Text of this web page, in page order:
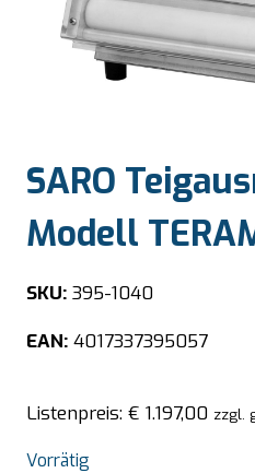
SARO
Modell
SKU: 395-1040
EAN: 4017337395057
Listenpreis: € 1.197,00 zzgl.
Vorrätig